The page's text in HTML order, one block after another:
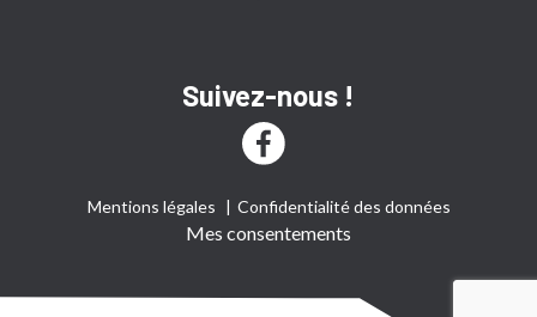
Suivez-nous !
Mentions légales Confidentialité des données
Mes consentements